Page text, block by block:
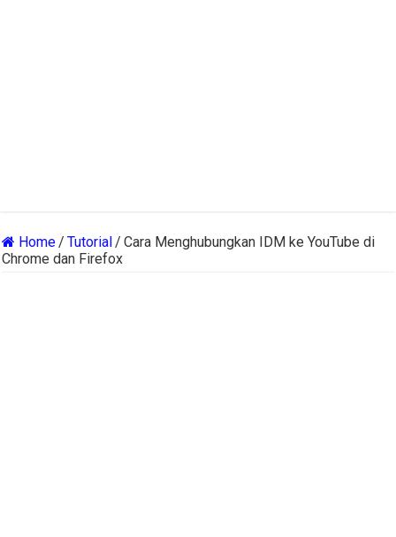
Home/ Tutorial/ Cara Menghubungkan IDM ke YouTube di
Chrome dan Firefox